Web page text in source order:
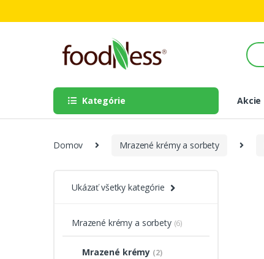
S
e
a
h
Kategórie Akcie
Domov Mrazené krémy a sorbety
Ukázať všetky kategórie
Mrazené krémy a sorbety (6)
Mrazené krémy (2)